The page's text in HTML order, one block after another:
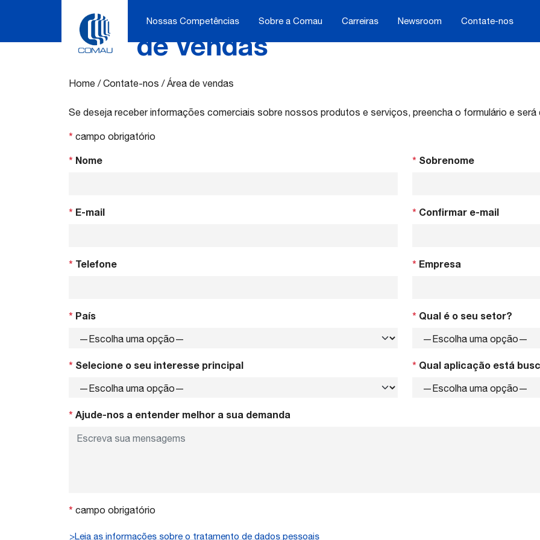
Nossas Competências Sobre a Comau Carreiras Newsroom Contate-nos
Área de vendas
Home /Contate-nos /Área de vendas
Se deseja receber informações comerciais sobre nossos produtos e serviços, preencha o formulário e
* campo obrigatório
* Nome * Sobrenome
* E-mail * Confirmar e-mail
* Telefone * Empresa
* País * Qual é o seu setor?
* Selecione o seu interesse principal * Qual aplicação está
* Ajude-nos a entender melhor a sua demanda
* campo obrigatório
>Leia as informações sobre o tratamento de dados pessoais